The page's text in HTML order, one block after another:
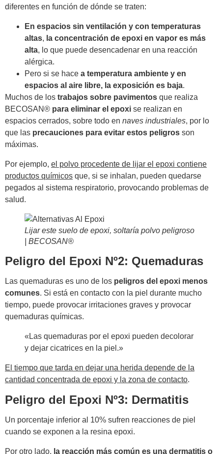
diferentes en función de dónde se traten:
En espacios sin ventilación y con temperaturas
altas, la concentración de epoxi en vapor es más
alta, lo que puede desencadenar en una reacción
alérgica.
Pero si se hace a temperatura ambiente y en
espacios al aire libre, la exposición es baja.
Muchos de los trabajos sobre pavimentos que realiza
BECOSAN® para eliminar el epoxi se realizan en
espacios cerrados, sobre todo en naves industriales, por lo
que las precauciones para evitar estos peligros son
máximas.
Por ejemplo, el polvo procedente de lijar el epoxi contiene
productos químicos que, si se inhalan, pueden quedarse
pegados al sistema respiratorio, provocando problemas de
salud.
Lijar este suelo de epoxi, soltaría polvo peligroso
| BECOSAN®
Peligro del Epoxi Nº2: Quemaduras
Las quemaduras es uno de los peligros del epoxi menos
comunes. Si está en contacto con la piel durante mucho
tiempo, puede provocar irritaciones graves y provocar
quemaduras químicas.
«Las quemaduras por el epoxi pueden decolorar
y dejar cicatrices en la piel.»
El tiempo que tarda en dejar una herida depende de la
cantidad concentrada de epoxi y la zona de contacto.
Peligro del Epoxi Nº3: Dermatitis
Un porcentaje inferior al 10% sufren reacciones de piel
cuando se exponen a la resina epoxi.
Por otro lado, la reacción más común es una dermatitis o